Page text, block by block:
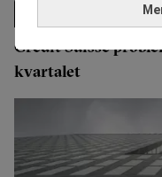
Credit Suisse
kvartalet